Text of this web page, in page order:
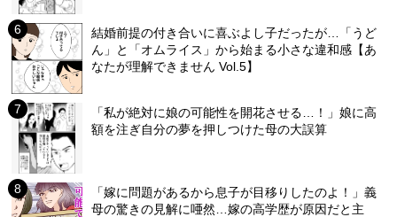
結婚前提の付き合いに喜ぶよし子だったが…「うど
ん」と「オムライス」から始まる小さな違和感【あ
なたが理解できません Vol.5】
「私が絶対に娘の可能性を開花させる…！」娘に高
額を注ぎ自分の夢を押しつけた母の大誤算
「嫁に問題があるから息子が目移りしたのよ！」義
母の驚きの見解に唖然…嫁の高学歴が原因だと主